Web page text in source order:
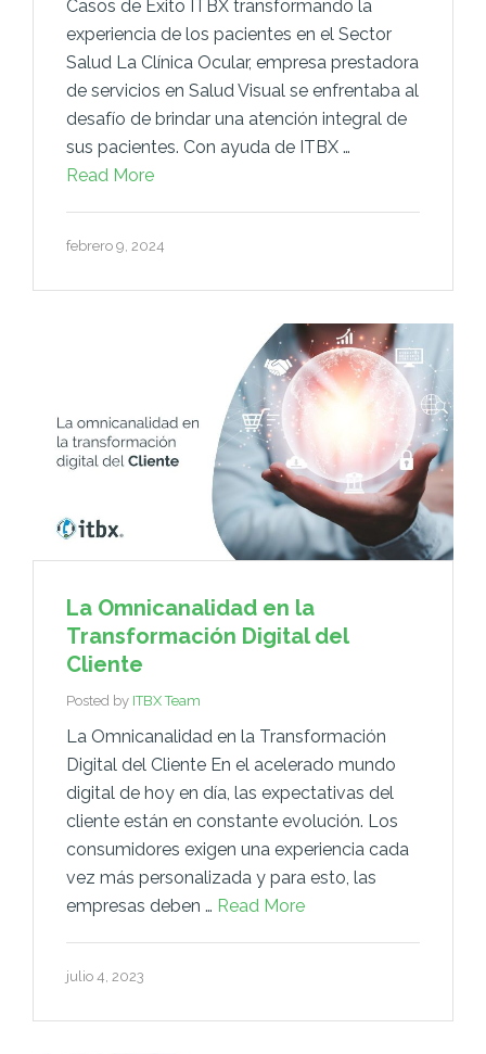
Casos de Éxito ITBX transformando la
experiencia de los pacientes en el Sector
Salud La Clínica Ocular, empresa prestadora
de servicios en Salud Visual se enfrentaba al
desafío de brindar una atención integral de
sus pacientes. Con ayuda de ITBX …
Read More
febrero 9, 2024
La Omnicanalidad en la
Transformación Digital del
Cliente
Posted by ITBX Team
La Omnicanalidad en la Transformación
Digital del Cliente En el acelerado mundo
digital de hoy en día, las expectativas del
cliente están en constante evolución. Los
consumidores exigen una experiencia cada
vez más personalizada y para esto, las
empresas deben … Read More
julio 4, 2023